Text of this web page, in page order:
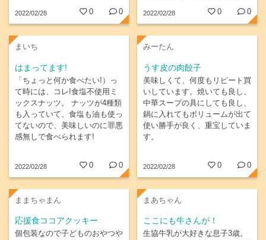
2022/02/28 0 0
す。お気に入りの味のが安いと
きにまとめ買いします。
2022/02/28 0 0
まいち
はまってます!
「ちょっと何か食べたい!）っ
て時には、コレ!食塩不使用ミ
ックスナッツ。 ナッツが4種類
も入っていて、食塩も油も使っ
てないので、美味しいのに罪悪
感無しで食べられます!
2022/02/28 0 0
みーたん
うす皮の肉餃子
美味しくて、何度もリピート買
いしています。焼いても良し、
中華スープの具にしても良し、
鍋に入れてもボリュームが出て
使い勝手が良く、重宝していま
す。
2022/02/28 0 0
ままちゃまん
応援食ココアクッキー
個包装なので子どものおやつや
まあちゃん
ここにも牛さんが！
生協牛乳が大好きな息子3歳。